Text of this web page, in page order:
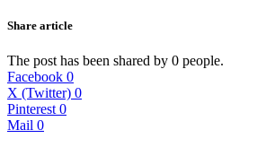
Share article
The post has been shared by 0 people.
Facebook 0
X (Twitter) 0
Pinterest 0
Mail 0